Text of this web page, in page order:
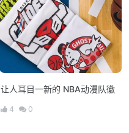
让人耳目一新的 NBA动漫队徽
4 0